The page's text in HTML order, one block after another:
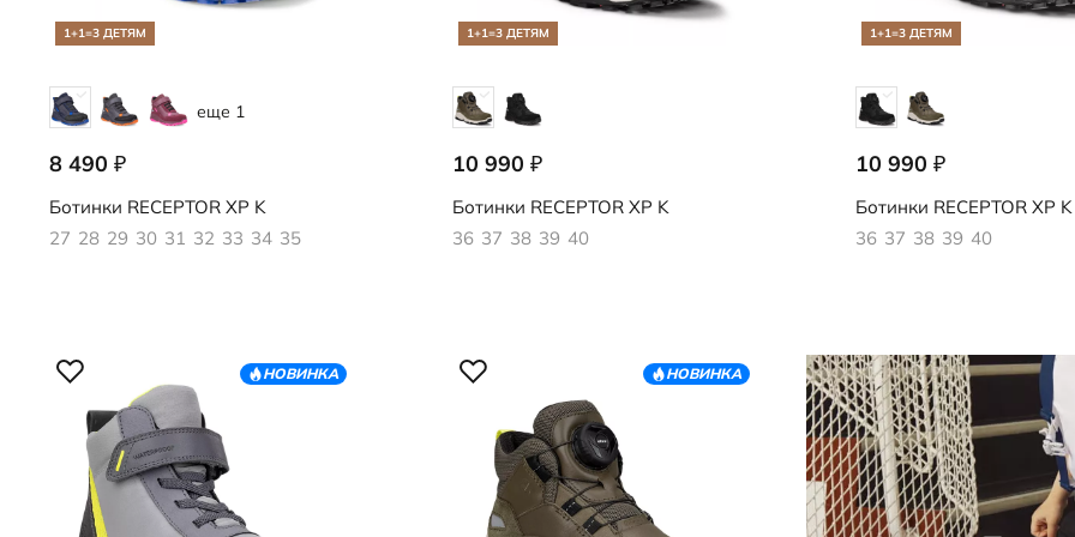
1+1=3 ДЕТЯМ
еще 1
8 490 ₽
724752/61769
Ботинки RECEPTOR XP K
27 28 29 30 31 32 33 34 35
1+1=3 ДЕТЯМ
10 990 ₽
724763/61817
Ботинки RECEPTOR XP K
36 37 38 39 40
1+1=3 ДЕТЯМ
10 990 ₽
724763/51094
Ботинки RECEPTOR XP K
36 37 38 39 40
НОВИНКА НОВИНКА